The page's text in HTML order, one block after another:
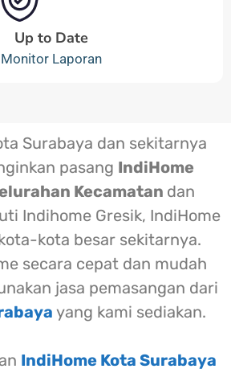
Up to Date
Monitor Laporan
Surabaya dan sekitarnya
pasang IndiHome
Kecamatan dan
Indihome Gresik, IndiHome
kota besar sekitarnya.
secara cepat dan mudah
jasa pemasangan dari
yang kami sediakan.
IndiHome Kota Surabaya